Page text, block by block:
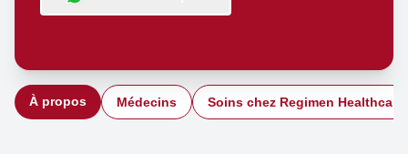
À propos Médecins Soins chez Regimen Healthcare